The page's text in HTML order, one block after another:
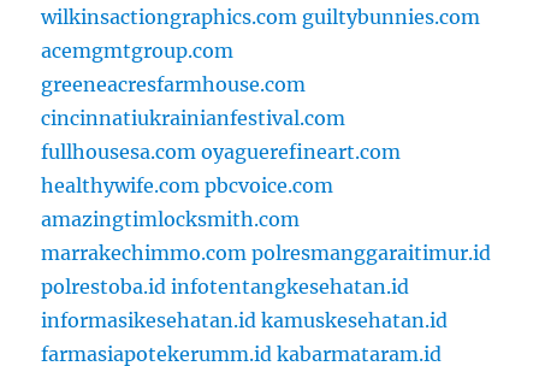
wilkinsactiongraphics.com guiltybunnies.com
acemgmtgroup.com
greeneacresfarmhouse.com
cincinnatiukrainianfestival.com
fullhousesa.com oyaguerefineart.com
healthywife.com pbcvoice.com
amazingtimlocksmith.com
marrakechimmo.com polresmanggaraitimur.id
polrestoba.id infotentangkesehatan.id
informasikesehatan.id kamuskesehatan.id
farmasiapotekerumm.id kabarmataram.id